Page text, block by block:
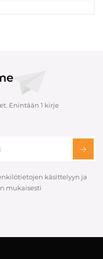
Enintään 1 kirje
käsittelyyn ja
mukaisesti